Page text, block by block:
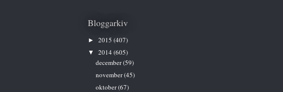
Bloggarkiv
► 2015 (407)
▼ 2014 (605)
december(59)
november(45)
oktober(67)